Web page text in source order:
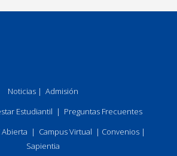
Noticias | Admisión
Estudiantil | Preguntas Frecuentes
Abierta | Campus Virtual | Convenios|
Sapientia